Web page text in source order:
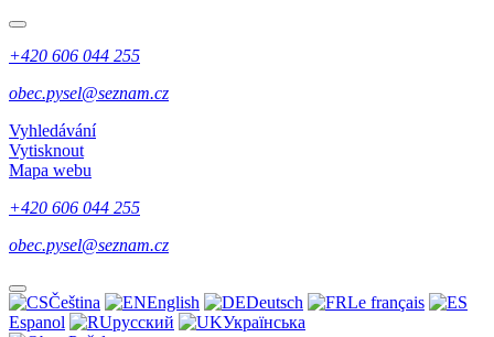
+420 606 044 255
obec.pysel@seznam.cz
Vyhledávání
Vytisknout
Mapa webu
+420 606 044 255
obec.pysel@seznam.cz
Čeština English Deutsch
Le français
Espanol
русский Українська